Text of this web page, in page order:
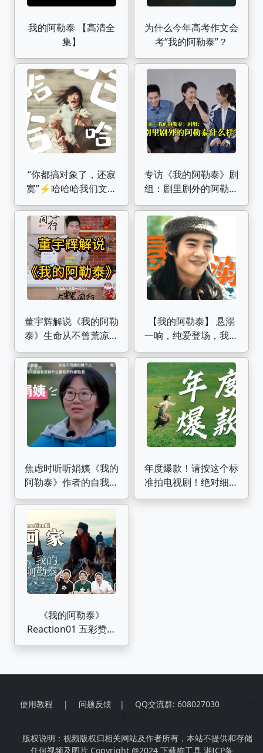
我的阿勒泰 【高清全
集】
为什么今年高考作文会
考“我的阿勒泰”？
“你都搞对象了，还寂
寞”⚡️哈哈哈我们文秀
谈个恋爱真的很不容
易!!!这部简直全员喜剧
人《我的阿勒泰》欢乐
向
专访《我的阿勒泰》剧
组：剧里剧外的阿勒泰
什么样？
董宇辉解说《我的阿勒
泰》生命从不曾荒凉，
它是一种安静的绝美
【我的阿勒泰】 悬溺
一响，纯爱登场，我们
巴太哥哥生来就是搞纯
爱的
焦虑时听听娟姨《我的
阿勒泰》作者的自我经
历，再颠簸的日子也要
闪亮的过。
年度爆款！请按这个标
准拍电视剧！绝对细糠
《我的阿勒泰》P1
《我的阿勒泰》
Reaction01 五彩赞叹
风光美，文秀回到阿勒
使用教程 | 问题反馈 | QQ交流群: 608027030
版权说明：视频版权归相关网站及作者所有，本站不提供和存储
任何视频及图片 Copyright @2024 下载狗工具 湘ICP备